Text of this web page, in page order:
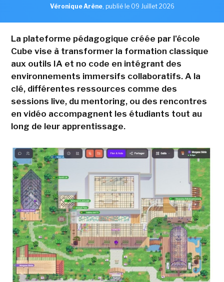
Véronique Arène, publié le 09 Juillet 2026
La plateforme pédagogique créée par l'école
Cube vise à transformer la formation classique
aux outils IA et no code en intégrant des
environnements immersifs collaboratifs. A la
clé, différentes ressources comme des
sessions live, du mentoring, ou des rencontres
en vidéo accompagnent les étudiants tout au
long de leur apprentissage.